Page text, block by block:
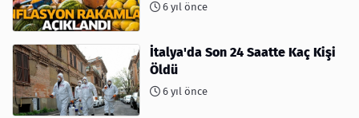
6 yıl önce
İtalya'da Son 24 Saatte Kaç Kişi
Öldü
6 yıl önce